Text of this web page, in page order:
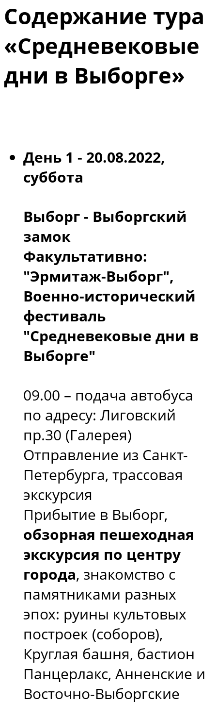
Содержание тура
«Средневековые
дни в Выборге»
День 1 - 20.08.2022,
суббота
Выборг - Выборгский
замок
Факультативно:
"Эрмитаж-Выборг",
Военно-исторический
фестиваль
"Средневековые дни в
Выборге"
09.00 – подача автобуса
по адресу: Лиговский
пр.30 (Галерея)
Отправление из Санкт-
Петербурга, трассовая
экскурсия
Прибытие в Выборг,
обзорная пешеходная
экскурсия по центру
города, знакомство с
памятниками разных
эпох: руины культовых
построек (соборов),
Круглая башня, бастион
Панцерлакс, Анненские и
Восточно-Выборгские